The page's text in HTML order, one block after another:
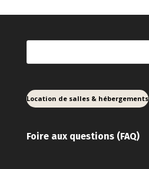
Location de salles & hébergements
Foire aux questions (FAQ)